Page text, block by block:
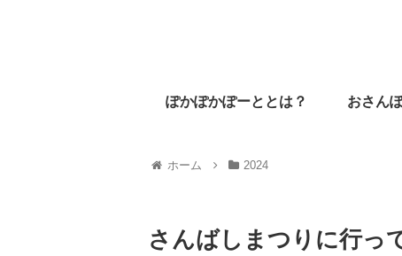
ぽかぽかぽーととは？ おさん
ホーム 2024
さんばしまつりに行っ